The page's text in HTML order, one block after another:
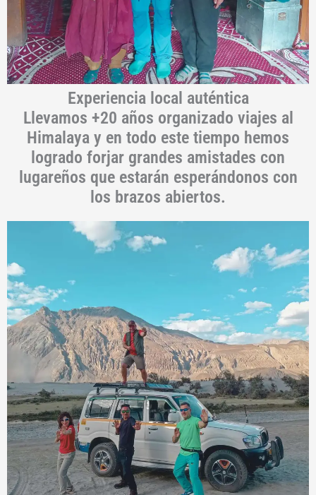
Experiencia local auténtica
Llevamos +20 años organizado viajes al
Himalaya y en todo este tiempo hemos
logrado forjar grandes amistades con
lugareños que estarán esperándonos con
los brazos abiertos.